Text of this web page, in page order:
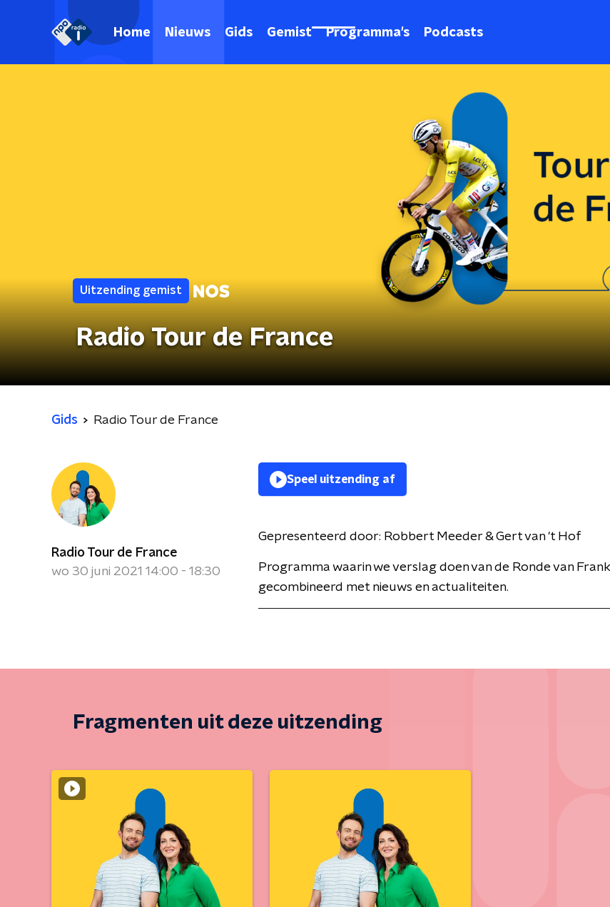
Home Nieuws Gids Gemist Programma's Podcasts
Uitzending gemist
Radio Tour de France
Gids Radio Tour de France
Radio Tour de France
wo 30 juni 2021 14:00 - 18:30
Speel uitzending af
Gepresenteerd door: Robbert Meeder & Gert van 't Hof
Programma waarin we verslag doen van de Ronde van
gecombineerd met nieuws en actualiteiten.
Fragmenten uit deze uitzending